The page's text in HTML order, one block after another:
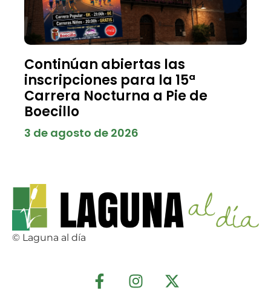
Continúan abiertas las
inscripciones para la 15ª
Carrera Nocturna a Pie de
Boecillo
3 de agosto de 2026
© Laguna al día